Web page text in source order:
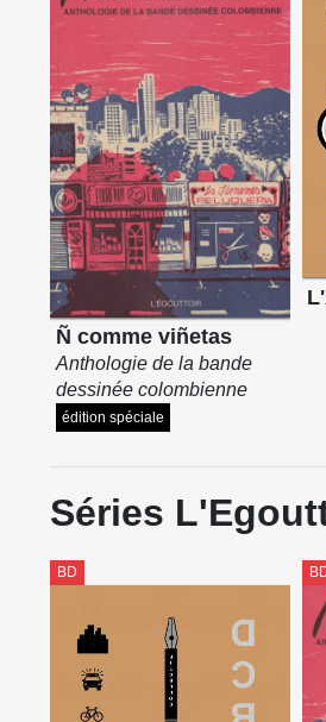
Ñ comme viñetas
Anthologie de la bande
dessinée colombienne
édition spéciale
Séries
BD